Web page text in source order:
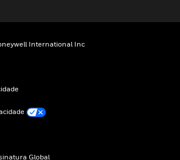
International Inc
Global